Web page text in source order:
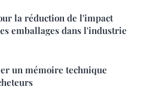
la réduction de l'impact
emballages dans l'industrie
un mémoire technique